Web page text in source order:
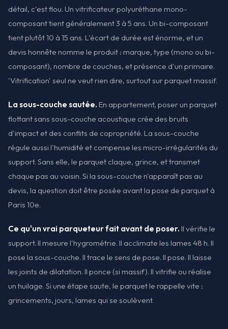
détail, c'est flou. Un vitrificateur polyuréthane mono-
composant tient généralement 3 à 5 ans. Un bi-composant
tient plutôt 10 à 15 ans. L'écart de durée est énorme, et un
devis honnête nomme le produit : marque, type (mono ou bi-
composant), nombre de couches, et présence d'un primaire.
'Vitrification' seul ne veut rien dire, surtout sur parquet massif.
La sous-couche sautée. En appartement, poser un parquet
flottant sans sous-couche acoustique crée des bruits
d'impact et des conflits de copropriété. La sous-couche
régule aussi l'humidité et compense les micro-irrégularités du
support. Sans elle, le parquet claque, grince, et transmet
chaque pas au voisin. Si la sous-couche n'apparaît pas au
devis, la question doit être posée avant la pose de parquet à
Paris 10e.
Ce qu'un vrai parqueteur fait avant de poser. Il vérifie le
support. Il mesure l'hygrométrie. Il acclimate les lames 48 h. Il
pose la sous-couche. Il trace le sens de pose. Il pose. Il laisse
les joints de dilatation. Il ponce (si massif). Il vitrifie ou réalise
un huilage. Si une étape saute, le parquet le rappelle vite :
grincements, jours, lames qui se soulèvent.